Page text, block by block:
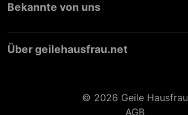
Bekannte von uns
Über geilehausfrau.net
© 2026 Geile Hausfrau
AGB